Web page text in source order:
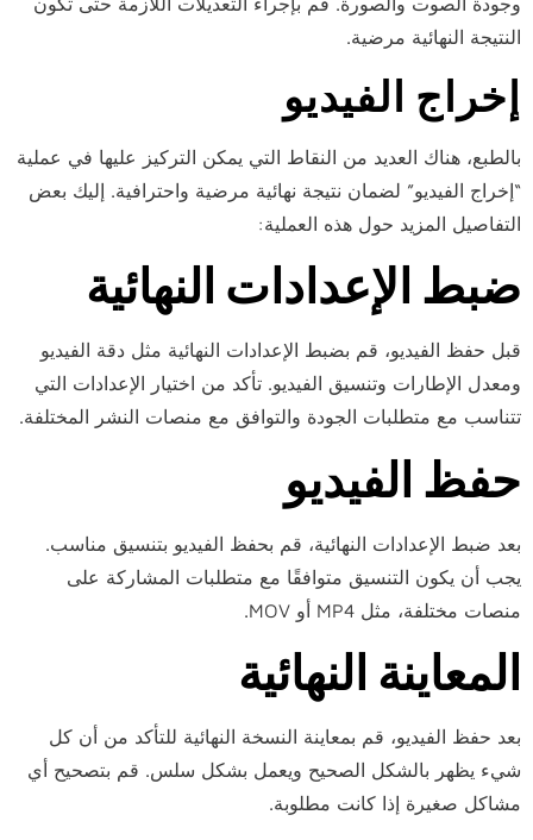
النتيجة النهائية مرضية.
إخراج الفيديو
بالطبع، هناك العديد من النقاط التي يمكن التركيز عليها في عملية
“إخراج الفيديو” لضمان نتيجة نهائية مرضية واحترافية. إليك بعض
التفاصيل المزيد حول هذه العملية:
ضبط الإعدادات النهائية
قبل حفظ الفيديو، قم بضبط الإعدادات النهائية مثل دقة الفيديو
ومعدل الإطارات وتنسيق الفيديو. تأكد من اختيار الإعدادات التي
تتناسب مع متطلبات الجودة والتوافق مع منصات النشر المختلفة.
حفظ الفيديو
بعد ضبط الإعدادات النهائية، قم بحفظ الفيديو بتنسيق مناسب.
يجب أن يكون التنسيق متوافقًا مع متطلبات المشاركة على
منصات مختلفة، مثل MP4 أو MOV.
المعاينة النهائية
بعد حفظ الفيديو، قم بمعاينة النسخة النهائية للتأكد من أن كل
شيء يظهر بالشكل الصحيح ويعمل بشكل سلس. قم بتصحيح أي
مشاكل صغيرة إذا كانت مطلوبة.